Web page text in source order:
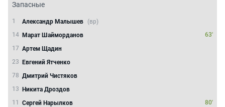
Запасные
1 Александр Малышев
(вр)
14 Марат Шайморданов
63'
17 Артем Щадин
23 Евгений Ятченко
78 Дмитрий Чистяков
13 Никита Дроздов
11
Сергей Нарылков
80'